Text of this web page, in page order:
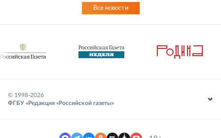
Все новости
© 1998-2026
ФГБУ «Редакция «Российской газеты»